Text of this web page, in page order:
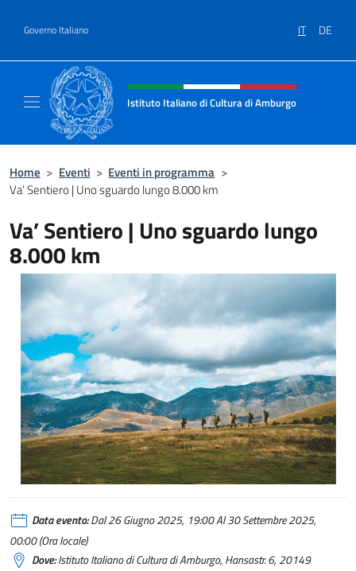
Governo Italiano IT DE
Intestazione sito, social e menù
Istituto Italiano di Cultura di Amburgo
Home > Eventi > Eventi in programma >
Va’ Sentiero | Uno sguardo lungo 8.000 km
Va’ Sentiero | Uno sguardo lungo
8.000 km
Data evento:Dal 26 Giugno 2025, 19:00 Al 30 Settembre 2025,
00:00 (Ora locale)
Dove:Istituto Italiano di Cultura di Amburgo, Hansastr. 6, 20149